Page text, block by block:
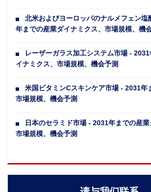
北米およびヨーロッパのナルメフェン塩
年までの産業ダイナミクス、市場規模、機
レーザーガラス加工システム市場 -
イナミクス、市場規模、機会予測
米国ビタミンCスキンケア市場 - 2031年
市場規模、機会予測
日本のセラミド市場 - 2031年までの産業
市場規模、機会予測